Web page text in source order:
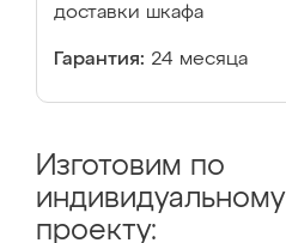
доставки шкафа
Гарантия: 24 месяца
Изготовим по
индивидуальному
проекту: